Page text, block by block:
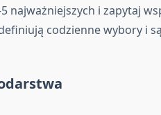
najważniejszych i zapytaj
codzienne wybory i